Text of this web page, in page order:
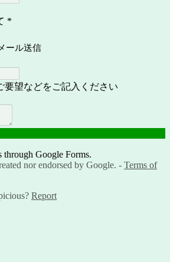
*
ール送信
要望などをご記入ください
through Google Forms.
nor endorsed by Google. - Terms of
Report